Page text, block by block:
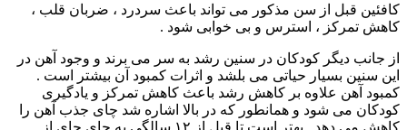
کافئین قبل از سن مذکور می تواند باعث سردرد ، ضربان قلب ،
کاهش تمرکز ، استرس و بی خوابی شود .
از جانب دیگر کودکان در سنین رشد به سر می برند و وجود آهن در
این سنین بسیار حیاتی می بلشد و اثرات کمبود آن بیشتر است .
کمبود آهن علاوه بر کاهش رشد باعث کاهش تمرکز و یادگیری
کودکان می شود و همانطور که در بالا اشاره شد چای جذب آهن را
کاهش می دهد . بهتر است تا قبل از ۱۲ سالگی به جای چای از